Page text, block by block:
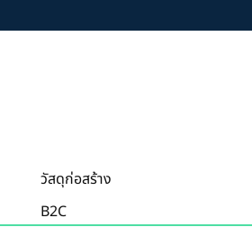
วัสดุก่อสร้าง
B2C